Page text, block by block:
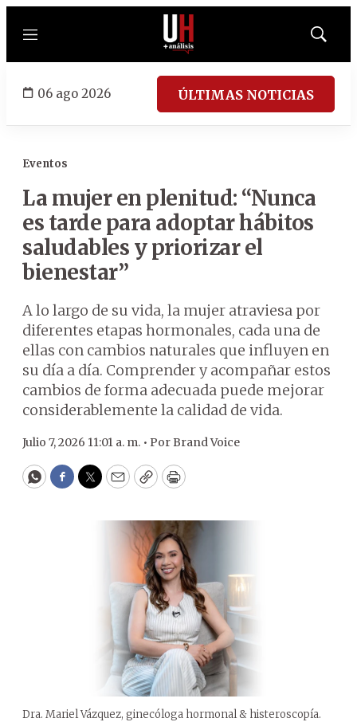
Menú
Mostrar
06 ago 2026 ÚLTIMAS NOTICIAS
Eventos
La mujer en plenitud: “Nunca
es tarde para adoptar hábitos
saludables y priorizar el
bienestar”
A lo largo de su vida, la mujer atraviesa por
diferentes etapas hormonales, cada una de
ellas con cambios naturales que influyen en
su día a día. Comprender y acompañar estos
cambios de forma adecuada puede mejorar
considerablemente la calidad de vida.
Julio 7, 2026 11:01 a. m. • PorBrand Voice
WhatsApp
Facebook
Twitter
EmailCopyPrint
Dra. Mariel Vázquez, ginecóloga hormonal & histeroscopía.